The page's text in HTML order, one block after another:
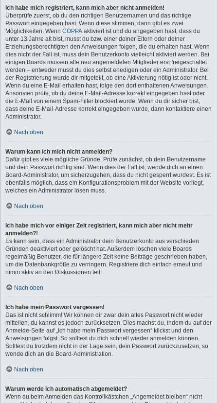
Ich habe mich registriert, kann mich aber nicht anmelden!
Überprüfe zuerst, ob du den richtigen Benutzernamen und das richtige
Passwort eingegeben hast. Wenn diese stimmen, dann gibt es zwei
Möglichkeiten. Wenn COPPA aktiviert ist und du angegeben hast, dass du
unter 13 Jahre alt bist, musst du bzw. einer deiner Eltern oder deiner
Erziehungsberechtigten den Anweisungen folgen, die du erhalten hast. Wenn
dies nicht der Fall ist, muss dein Benutzerkonto vielleicht aktiviert werden. Bei
einigen Boards müssen alle neu angemeldeten Mitglieder erst freigeschaltet
werden – entweder musst du dies selbst erledigen oder ein Administrator. Bei
der Registrierung wurde dir mitgeteilt, ob eine Aktivierung nötig ist oder nicht.
Wenn du eine E-Mail erhalten hast, folge den dort enthaltenen Anweisungen.
Ansonsten prüfe, ob du deine E-Mail-Adresse korrekt eingegeben hast oder
die E-Mail von einem Spam-Filter blockiert wurde. Wenn du dir sicher bist,
dass deine E-Mail-Adresse korrekt eingegeben wurde, dann kontaktiere einen
Administrator.
Nach oben
Warum kann ich mich nicht anmelden?
Dafür gibt es viele mögliche Gründe. Prüfe zunächst, ob dein Benutzername
und dein Passwort richtig sind. Wenn dies der Fall ist, wende dich an einen
Board-Administrator, um sicherzugehen, dass du nicht gesperrt wurdest. Es ist
ebenfalls möglich, dass ein Konfigurationsproblem mit der Website vorliegt,
welches ein Administrator lösen muss.
Nach oben
Ich habe mich vor einiger Zeit registriert, kann mich aber nicht mehr
anmelden?!
Es kann sein, dass ein Administrator dein Benutzerkonto aus verschieden
Gründen deaktiviert oder gelöscht hat. Außerdem löschen viele Boards
regelmäßig Benutzer, die für längere Zeit keine Beiträge geschrieben haben,
um die Datenbankgröße zu verringern. Registriere dich einfach erneut und
nimm aktiv an den Diskussionen teil!
Nach oben
Ich habe mein Passwort vergessen!
Das ist nicht schlimm! Wir können dir zwar dein altes Passwort nicht wieder
mitteilen, du kannst es jedoch zurücksetzen. Dies machst du, indem du auf der
Anmelde-Seite auf „Ich habe mein Passwort vergessen“ klickst und den
Anweisungen folgst. So solltest du dich schnell wieder anmelden können.
Solltest du trotzdem nicht in der Lage sein, dein Passwort zurückzusetzen, so
wende dich an die Board-Administration.
Nach oben
Warum werde ich automatisch abgemeldet?
Wenn du beim Anmelden das Kontrollkästchen „Angemeldet bleiben“ nicht